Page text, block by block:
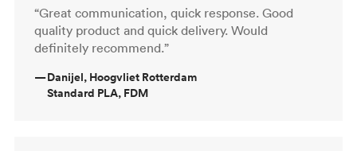
“Great communication, quick response. Good
quality product and quick delivery. Would
definitely recommend.”
—Danijel, Hoogvliet Rotterdam
Standard PLA, FDM